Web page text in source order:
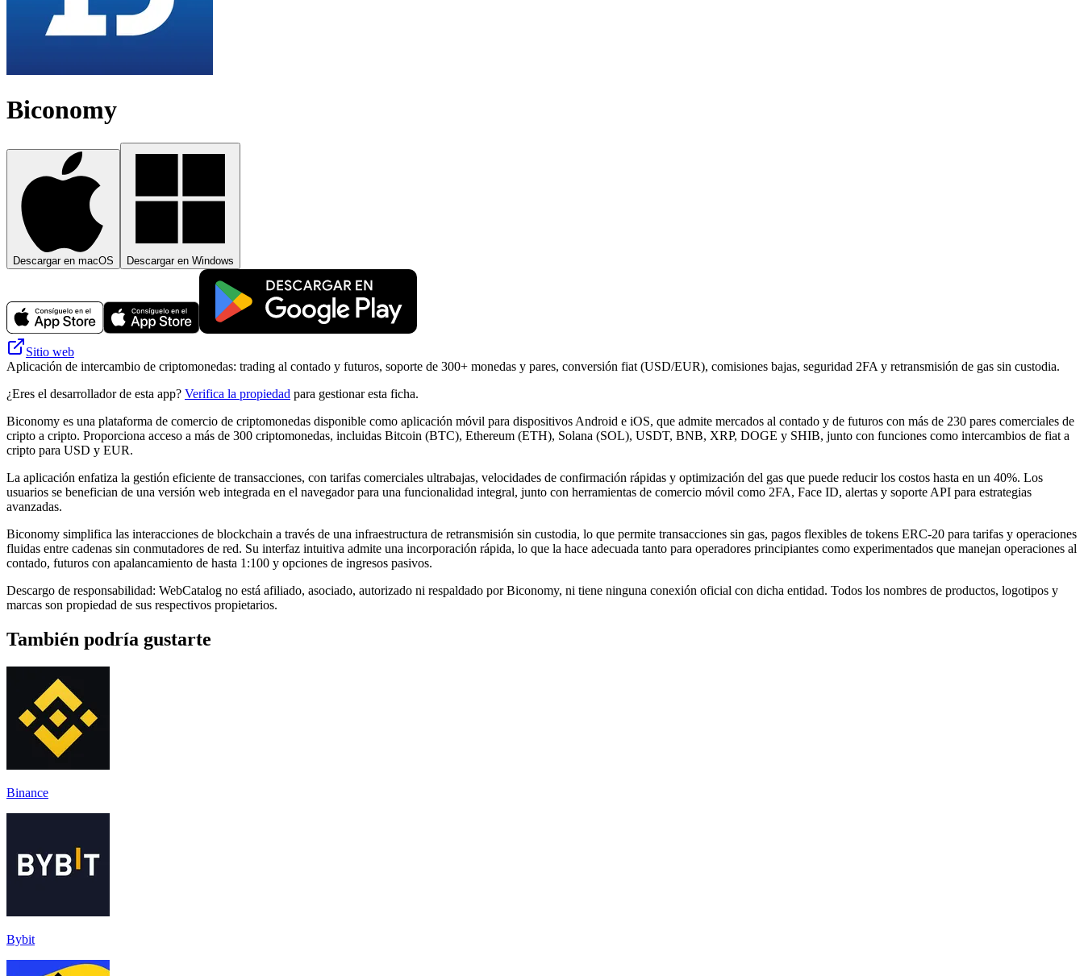
Biconomy
Descargar en macOS Descargar en Windows
Sitio web
Aplicación de intercambio de criptomonedas: trading al contado y futuros, soporte de 300+ monedas y pares, conversión fiat (USD/EUR), comisiones bajas, seguridad 2FA y retransmisión de gas sin custodia.
¿Eres el desarrollador de esta app? Verifica la propiedad para gestionar esta ficha.
Biconomy es una plataforma de comercio de criptomonedas disponible como aplicación móvil para dispositivos Android e iOS, que admite mercados al contado y de futuros con más de 230 pares comerciales de
cripto a cripto. Proporciona acceso a más de 300 criptomonedas, incluidas Bitcoin (BTC), Ethereum (ETH), Solana (SOL), USDT, BNB, XRP, DOGE y SHIB, junto con funciones como intercambios de fiat a
cripto para USD y EUR.
La aplicación enfatiza la gestión eficiente de transacciones, con tarifas comerciales ultrabajas, velocidades de confirmación rápidas y optimización del gas que puede reducir los costos hasta en un 40%. Los
usuarios se benefician de una versión web integrada en el navegador para una funcionalidad integral, junto con herramientas de comercio móvil como 2FA, Face ID, alertas y soporte API para estrategias
avanzadas.
Biconomy simplifica las interacciones de blockchain a través de una infraestructura de retransmisión sin custodia, lo que permite transacciones sin gas, pagos flexibles de tokens ERC-20 para tarifas y operaciones
fluidas entre cadenas sin conmutadores de red. Su interfaz intuitiva admite una incorporación rápida, lo que la hace adecuada tanto para operadores principiantes como experimentados que manejan operaciones al
contado, futuros con apalancamiento de hasta 1:100 y opciones de ingresos pasivos.
Descargo de responsabilidad: WebCatalog no está afiliado, asociado, autorizado ni respaldado por Biconomy, ni tiene ninguna conexión oficial con dicha entidad. Todos los nombres de productos, logotipos y
marcas son propiedad de sus respectivos propietarios.
También podría gustarte
Binance
Bybit